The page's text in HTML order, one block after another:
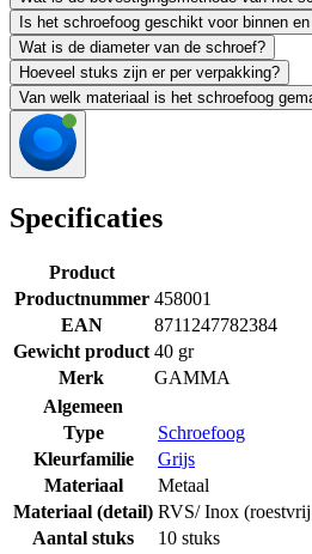
Is het schroefoog geschikt voor binnen
Wat is de diameter van de schroef?
Hoeveel stuks zijn er per verpakking?
Van welk materiaal is het schroefoog
Specificaties
Product
Productnummer 458001
EAN
8711247782384
Gewicht product 40 gr
Merk
GAMMA
Algemeen
Type
Schroefoog
Kleurfamilie
Grijs
Materiaal
Metaal
Materiaal (detail) RVS/ Inox (roestvrij
Aantal stuks
10 stuks